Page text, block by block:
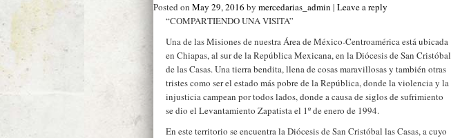
Posted on May 29, 2016 by mercedarias_admin | Leave a reply
“COMPARTIENDO UNA VISITA”
Una de las Misiones de nuestra Área de México-Centroamérica está ubicada
en Chiapas, al sur de la República Mexicana, en la Diócesis de San Cristóbal
de las Casas. Una tierra bendita, llena de cosas maravillosas y también otras
tristes como ser el estado más pobre de la República, donde la violencia y la
injusticia campean por todos lados, donde a causa de siglos de sufrimiento
se dio el Levantamiento Zapatista el 1º de enero de 1994.
En este territorio se encuentra la Diócesis de San Cristóbal las Casas, a cuyo